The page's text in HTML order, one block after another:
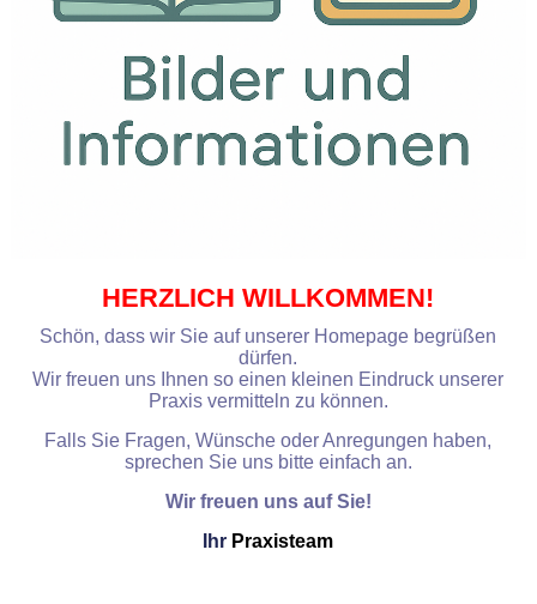
HERZLICH WILLKOMMEN!
Schön, dass wir Sie auf unserer Homepage begrüßen
dürfen.
Wir freuen uns Ihnen so einen kleinen Eindruck unserer
Praxis vermitteln zu können.
Falls Sie Fragen, Wünsche oder Anregungen haben,
sprechen Sie uns bitte einfach an.
Wir freuen uns auf Sie!
Ihr Praxisteam